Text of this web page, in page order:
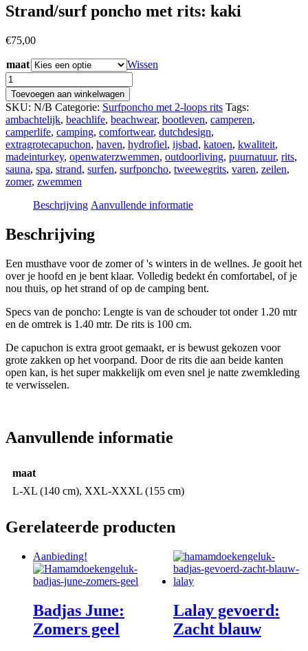
Strand/surf poncho met rits: kaki
€75,00
maat
Wissen
Strand/surf
poncho
met
rits:
kaki
aantal
Toevoegen aan winkelwagen
SKU: N/B Categorie: Surfponcho met 2-loops rits Tags:
ambachtelijk, beachlife, beachwear, bootleven, camperen,
camperlife, camping, comfortwear, dutchdesign,
extragrotecapuchon, haven, hydrofiel, ijsbad, katoen, kwaliteit,
madeinturkey, openwaterzwemmen, outdoorliving, puurnatuur, rits,
sauna, spa, strand, surfen, surfponcho, tweewegrits, varen, zeilen,
zomer, zwemmen
Beschrijving Aanvullende informatie
Beschrijving
Een musthave voor de zomer of 's winters in de wellnes. Je gooit het
over je hoofd en je bent klaar. Volledig bedekt én comfortabel, of je
nou thuis, op het strand of op de camping bent.
Specs van de poncho: Lengte is van de schouder tot onder 1.20 mtr
en de omtrek is 1.40 mtr. De rits is 100 cm.
De capuchon is extra groot gemaakt, er is bewust gekozen voor
grote zakken op het voorpand. Door de rits die aan beide kanten
open kan, is het super makkelijk om even snel je natte zwemkleding
te verwisselen.
Aanvullende informatie
maat
L-XL (140 cm), XXL-XXXL (155 cm)
Gerelateerde producten
Aanbieding!
Badjas June:
Zomers geel
Lalay gevoerd:
Zacht blauw